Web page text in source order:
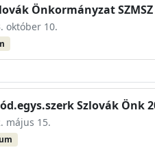
Önkormányzat SZMSZ
október 10.
Szlovák Önk
május 15.